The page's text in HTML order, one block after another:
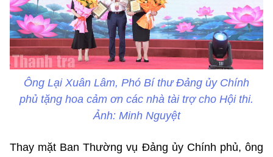
Ông Lại Xuân Lâm, Phó Bí thư Đảng ủy Chính
phủ tặng hoa cảm ơn các nhà tài trợ cho Hội thi.
Ảnh: Minh Nguyệt
Thay mặt Ban Thường vụ Đảng ủy Chính phủ, ông